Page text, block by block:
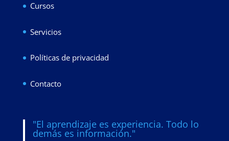
Cursos
Servicios
Políticas de privacidad
Contacto
"El aprendizaje es experiencia. Todo lo
demás es información."